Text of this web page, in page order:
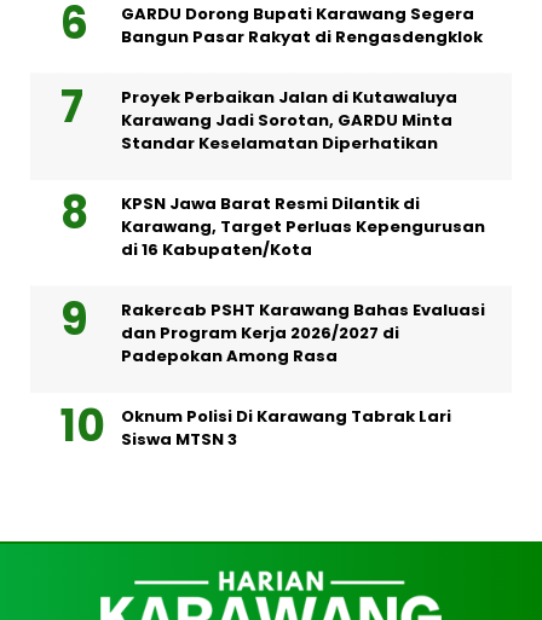
GARDU Dorong Bupati Karawang Segera
Bangun Pasar Rakyat di Rengasdengklok
Proyek Perbaikan Jalan di Kutawaluya
Karawang Jadi Sorotan, GARDU Minta
Standar Keselamatan Diperhatikan
KPSN Jawa Barat Resmi Dilantik di
Karawang, Target Perluas Kepengurusan
di 16 Kabupaten/Kota
Rakercab PSHT Karawang Bahas Evaluasi
dan Program Kerja 2026/2027 di
Padepokan Among Rasa
Oknum Polisi Di Karawang Tabrak Lari
Siswa MTSN 3